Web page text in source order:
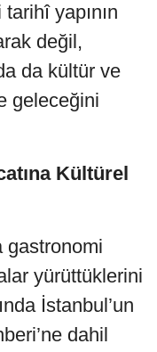
yapının
değil,
da kültür ve
geleceğini
Kültürel
gastronomi
yürüttüklerini
İstanbul’un
dahil